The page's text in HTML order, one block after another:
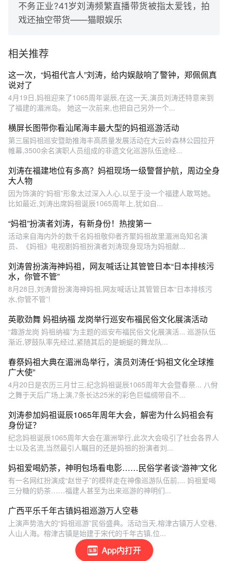
App内打开
不务正业?41岁刘涛频繁直播带货被指太爱钱，拍
戏还抽空带货——猫眼娱乐
相关推荐
这一次，“妈祖代言人”刘涛，给内娱敲响了警钟，郑佩佩真
说对了
4月19日,妈祖迎来了1065周年诞辰,在这一天,演员刘涛还特意来到
了福建的湄洲岛。 她这一次前来,也把自己另外一个...
横屏长图带你看汕尾海丰最大型的妈祖巡游活动
第三届妈祖巡安暨助推海丰高质量发展活动在大云岭森林公园拉开
帷幕,3500余名演职人员组成的非遗文化巡游队伍途经...
刘涛在福建地位有多高？妈祖现场一级警督护航，周边全身
大人物
因为饰演的“妈祖”形象太过深入人心,以至于没一个福建人敢骂她。
比如最近,刘涛出席妈祖诞辰1065周年上,犹如自...
“妈祖”扮演者刘涛，有新身份！热搜第一
活动来自海内外的数千名妈祖敬仰者齐聚妈祖故里湄洲岛知名演
员、《妈祖》电视剧妈祖扮演者刘涛现身现场为妈祖献...
刘涛曾扮演海神妈祖，网友喊话让其管管日本“日本排核污
水，你管不管”
8月28日,刘涛曾扮演海神妈祖,网友喊话让其管管日本“日本排核污
水,你管不管”!
英歌劲舞 妈祖纳福 龙岗举行巡安布福民俗文化展演活动
“趣游龙岗 妈祖纳福”为主题的巡安布福民俗文化展演活... 巡游队伍
渐近,锣鼓队率先经过,紧随其后的是蜿蜒的舞龙队...
春祭妈祖大典在湄洲岛举行，演员刘涛任“妈祖文化全球推
广大使”
4月20日是农历三月廿三,纪念妈祖诞辰1065周年大会暨春祭... 八佾
之舞于天后广场上演,7条长达25米的彩色巨幅绸带自不...
刘涛参加妈祖诞辰1065年周年大会，解密为什么妈祖会有
身份证？
纪念妈祖诞辰1065周年大会在湄洲举行,此次大会吸引了社会各界人
士以及名流,当然最引人瞩目的还是妈祖的扮演者刘...
妈祖爱喝奶茶，神明包场看电影……民俗学者谈“游神”文化
有一名网红扮演成“赵世子”的模样走在神像巡游队伍前,... 妈祖爱喝
三分糖的奶茶……福建人甚至为出来巡游的神明们...
广西平乐千年古镇妈祖巡游万人空巷
上演声势浩大的“妈祖巡游”民俗盛典。活动当天,榕津古镇万人空巷,
人山人海。榕津古镇是始建于宋代的千年古镇,位...